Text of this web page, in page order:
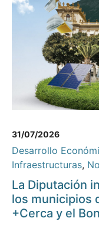
31/07/2026
Desarrollo
Infraestructuras,
La Diputación
los municipios
+Cerca y el